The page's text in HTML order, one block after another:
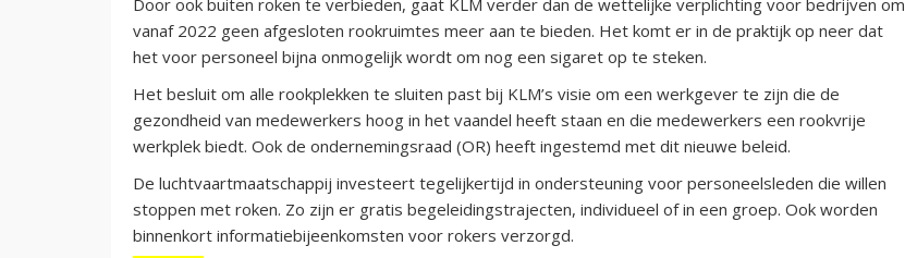
vanaf 2022 geen afgesloten rookruimtes meer aan te bieden. Het komt er in de praktijk op neer dat
het voor personeel bijna onmogelijk wordt om nog een sigaret op te steken.
Het besluit om alle rookplekken te sluiten past bij KLM’s visie om een werkgever te zijn die de
gezondheid van medewerkers hoog in het vaandel heeft staan en die medewerkers een rookvrije
werkplek biedt. Ook de ondernemingsraad (OR) heeft ingestemd met dit nieuwe beleid.
De luchtvaartmaatschappij investeert tegelijkertijd in ondersteuning voor personeelsleden die willen
stoppen met roken. Zo zijn er gratis begeleidingstrajecten, individueel of in een groep. Ook worden
binnenkort informatiebijeenkomsten voor rokers verzorgd.